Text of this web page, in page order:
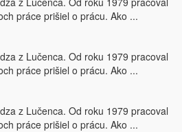
práce prišiel o prácu. Ako ...
z Lučenca. Od roku 1979 pracoval
práce prišiel o prácu. Ako ...
z Lučenca. Od roku 1979 pracoval
práce prišiel o prácu. Ako ...